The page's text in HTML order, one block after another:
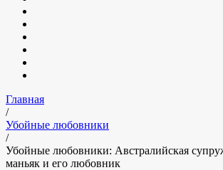
Главная
/
Убойные любовники
/
Убойные любовники: Австралийская
маньяк и его любовник